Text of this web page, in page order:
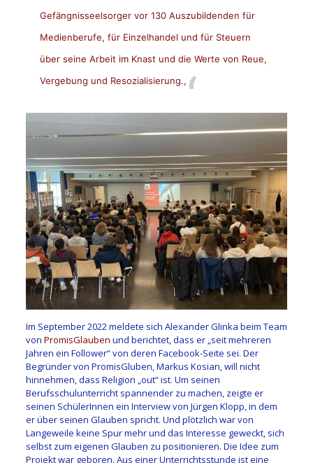
Gefängnisseelsorger vor 130 Auszubildenden für
Medienberufe, für Einzelhandel und für Steuern
über seine Arbeit im Knast und die Werte von Reue,
Vergebung und Resozialisierung.,
Im September 2022 meldete sich Alexander Glinka beim Team
von PromisGlauben und berichtet, dass er „seit mehreren
Jahren ein Follower“ von deren Facebook-Seite sei. Der
Begründer von PromisGluben, Markus Kosian, will nicht
hinnehmen, dass Religion „out“ ist. Um seinen
Berufsschulunterricht spannender zu machen, zeigte er
seinen SchülerInnen ein Interview von Jürgen Klopp, in dem
er über seinen Glauben spricht. Und plötzlich war von
Langeweile keine Spur mehr und das Interesse geweckt, sich
selbst zum eigenen Glauben zu positionieren. Die Idee zum
Projekt war geboren. Aus einer Unterrichtsstunde ist eine